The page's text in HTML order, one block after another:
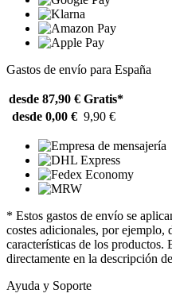
Gastos de envío para España
desde 87,90 € Gratis*
desde 0,00 € 9,90 €
* Estos gastos de envío se
costes adicionales, por ejemplo,
características de los productos.
directamente en la descripción
Ayuda y Soporte